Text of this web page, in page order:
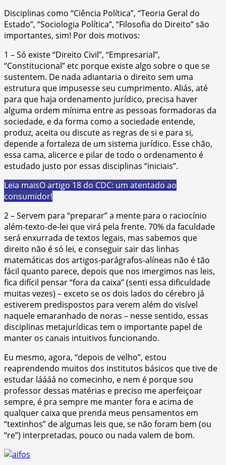
Disciplinas como “Ciência Política”, “Teoria Geral do
Estado”, “Sociologia Política”, “Filosofia do Direito” são
importantes, sim! Por dois motivos:
1 – Só existe “Direito Civil”, “Empresarial”,
“Constitucional” etc porque existe algo sobre o que se
sustentem. De nada adiantaria o direito sem uma
estrutura que impusesse seu cumprimento. Aliás, até
para que haja ordenamento jurídico, precisa haver
alguma ordem mínima entre as pessoas formadoras da
sociedade, e da forma como a sociedade entende,
produz, aceita ou discute as regras de si e para si,
depende a fortaleza de um sistema jurídico. Esse chão,
essa cama, alicerce e pilar de todo o ordenamento é
estudado justo por essas disciplinas “iniciais”.
Leia maisO artigo 18 do CDC: um atentado ao
consumidor!
2 – Servem para “preparar” a mente para o raciocínio
além-texto-de-lei que virá pela frente. 70% da faculdade
será enxurrada de textos legais, mas sabemos que
direito não é só lei, e conseguir sair das linhas
matemáticas dos artigos-parágrafos-alíneas não é tão
fácil quanto parece, depois que nos imergimos nas leis,
fica difícil pensar “fora da caixa” (senti essa dificuldade
muitas vezes) – exceto se os dois lados do cérebro já
estiverem predispostos para verem além do visível
naquele emaranhado de noras – nesse sentido, essas
disciplinas metajurídicas tem o importante papel de
manter os canais intuitivos funcionando.
Eu mesmo, agora, “depois de velho”, estou
reaprendendo muitos dos institutos básicos que tive de
estudar láááá no comecinho, e nem é porque sou
professor dessas matérias e preciso me aperfeiçoar
sempre, é pra sempre me manter fora e acima de
qualquer caixa que prenda meus pensamentos em
“textinhos” de algumas leis que, se não foram bem (ou
“re”) interpretadas, pouco ou nada valem de bom.